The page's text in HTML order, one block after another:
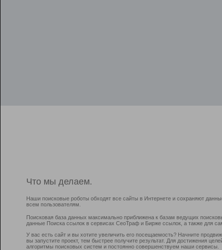
Что мы делаем.
Наши поисковые роботы обходят все сайты в Интернете и сохраняют
всем пользователям.
Поисковая база данных максимально приближена к базам ведущих
данные Поиска ссылок в сервисах СеоТраф и Бирже ссылок, а также для
У вас есть сайт и вы хотите увеличить его посещаемость? Начните
вы запустите проект, тем быстрее получите результат. Для достижения
алгоритмы поисковых систем и постоянно совершенствуем наши сервисы.